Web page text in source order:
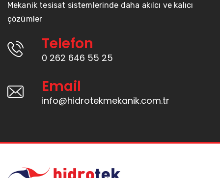
Mekanik tesisat sistemlerinde daha akılcı ve kalıcı
çözümler
Telefon
0 262 646 55 25
Email
info@hidrotekmekanik.com.tr